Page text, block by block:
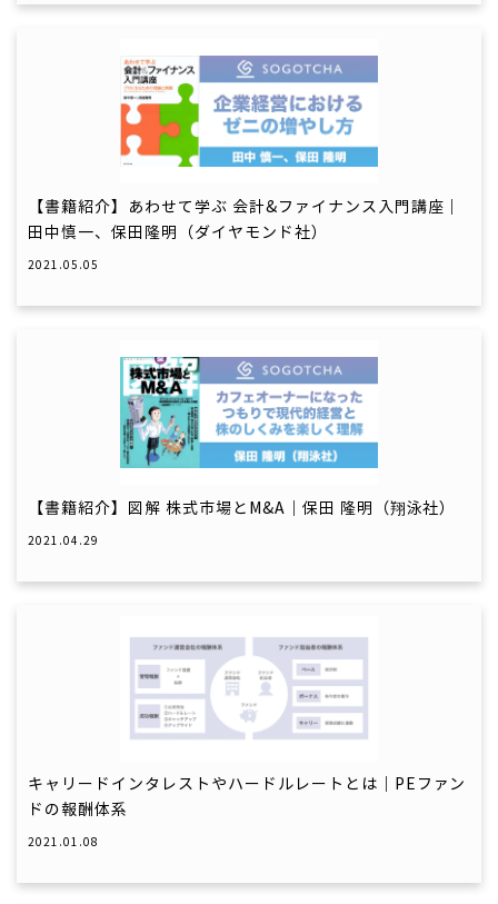
【書籍紹介】あわせて学ぶ 会計&ファイナンス入門講座｜
田中慎一、保田隆明（ダイヤモンド社）
2021.05.05
【書籍紹介】図解 株式市場とM&A｜保田 隆明（翔泳社）
2021.04.29
キャリードインタレストやハードルレートとは｜PEファン
ドの報酬体系
2021.01.08